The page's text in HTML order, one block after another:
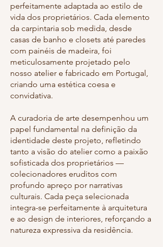
perfeitamente adaptada ao estilo de
vida dos proprietários. Cada elemento
da carpintaria sob medida, desde
casas de banho e closets até paredes
com painéis de madeira, foi
meticulosamente projetado pelo
nosso atelier e fabricado em Portugal,
criando uma estética coesa e
convidativa.
A curadoria de arte desempenhou um
papel fundamental na definição da
identidade deste projeto, refletindo
tanto a visão do atelier como a paixão
sofisticada dos proprietários —
colecionadores eruditos com
profundo apreço por narrativas
culturais. Cada peça selecionada
integra-se perfeitamente à arquitetura
e ao design de interiores, reforçando a
natureza expressiva da residência.